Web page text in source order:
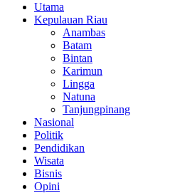
Utama
Kepulauan Riau
Anambas
Batam
Bintan
Karimun
Lingga
Natuna
Tanjungpinang
Nasional
Politik
Pendidikan
Wisata
Bisnis
Opini